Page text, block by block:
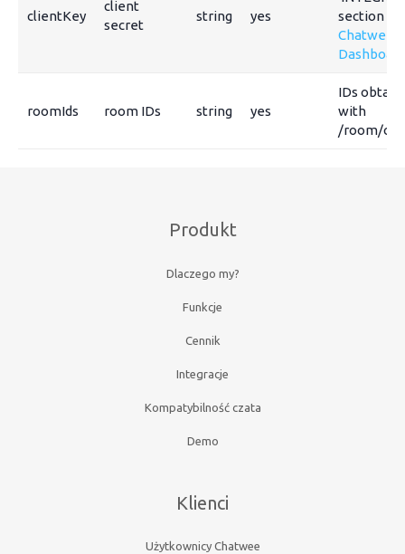
clientKey
client
secret
string yes
section of
Chatwee
Dashboard
roomIds room IDs string yes
IDs
with
/room/
Produkt
Dlaczego my?
Funkcje
Cennik
Integracje
Kompatybilność czata
Demo
Klienci
Użytkownicy Chatwee